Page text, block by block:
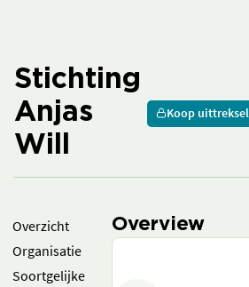
Stichting
Anjas
Will
Koop uittreksel
Overzicht
Organisatie
Soortgelijke
Overview